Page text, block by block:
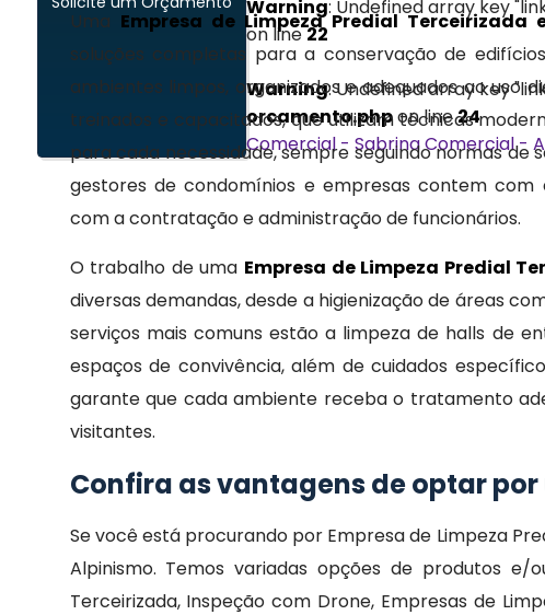
Warning: Undefined array key
on line22
Warning: Undefined array key
orcamento.phpon line24
Comercial - SabrinaComercial -
Uma Empresa de Limpeza Predial Terceirizada
soluções completas para a conservação de
ambientes limpos, organizados e adequados ao uso
treinados e capacitados, que utilizam técnicas
para cada necessidade, sempre seguindo normas de
gestores de condomínios e empresas contem
com a contratação e administração de funcionários.
O trabalho de uma Empresa de Limpeza Predial
diversas demandas, desde a higienização de áreas
serviços mais comuns estão a limpeza de halls de
espaços de convivência, além de cuidados
garante que cada ambiente receba o tratamento
visitantes.
Confira as vantagens de optar
Se você está procurando por Empresa de Limpeza
Alpinismo. Temos variadas opções de produtos
Terceirizada, Inspeção com Drone, Empresas de